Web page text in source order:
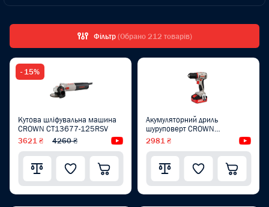
Фільтр(Обрано 212 товарів)
- 15%
Кутова шліфувальна машина
CROWN CT13677-125RSV
3621 ₴ 4260 ₴ Відеоогляд
Акумуляторний дриль
шуруповерт CROWN
CT21091HX
2981 ₴